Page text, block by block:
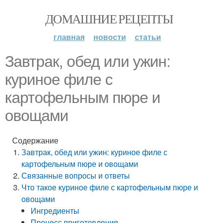
ДОМАШНИЕ РЕЦЕПТЫ
главная новости статьи
Завтрак, обед или ужин:
куриное филе с
картофельным пюре и
овощами
Содержание
Завтрак, обед или ужин: куриное филе с
картофельным пюре и овощами
Связанные вопросы и ответы
Что такое куриное филе с картофельным пюре и
овощами
Ингредиенты